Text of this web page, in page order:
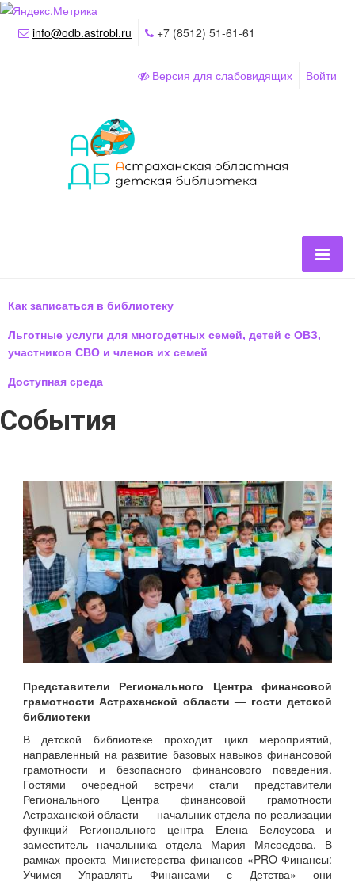
info@odb.astrobl.ru +7 (8512) 51-61-61
Версия для слабовидящих Войти
Как записаться в библиотеку
Льготные услуги для многодетных семей, детей с ОВЗ,
участников СВО и членов их семей
Доступная среда
События
Представители Регионального Центра финансовой
грамотности Астраханской области — гости детской
библиотеки
В детской библиотеке проходит цикл мероприятий,
направленный на развитие базовых навыков финансовой
грамотности и безопасного финансового поведения.
Гостями очередной встречи стали представители
Регионального Центра финансовой грамотности
Астраханской области — начальник отдела по реализации
функций Регионального центра Елена Белоусова и
заместитель начальника отдела Мария Мясоедова. В
рамках проекта Министерства финансов «PRO‑Финансы:
Учимся Управлять Финансами с Детства» они